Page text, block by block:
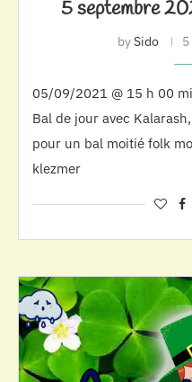
5 septembre
bySido
05/09/2021 @ 15 h 00
Bal de jour avec
pour un bal moitié folk
klezmer